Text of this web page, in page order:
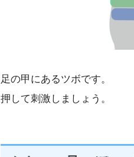
足の甲にあるツボです。
押して刺激しましょう。